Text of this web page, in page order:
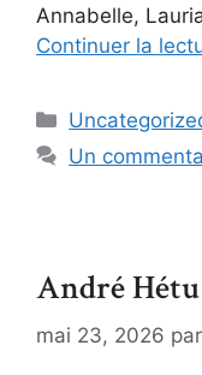
Annabelle,
Continuer la
Un
André Hétu
mai 23, 2026 par